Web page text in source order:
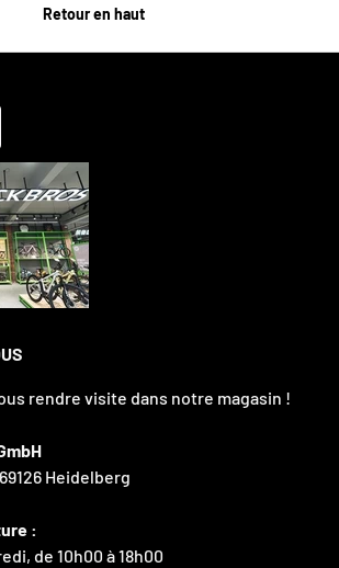
Retour en haut
rendre visite dans notre magasin !
Heidelberg
:
de 10h00 à 18h00